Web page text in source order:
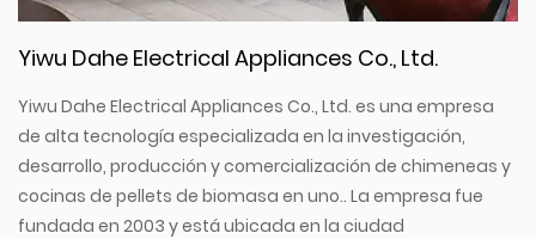
Yiwu Dahe Electrical Appliances Co., Ltd.
Yiwu Dahe Electrical Appliances Co., Ltd. es una empresa
de alta tecnología especializada en la investigación,
desarrollo, producción y comercialización de chimeneas y
cocinas de pellets de biomasa en uno.. La empresa fue
fundada en 2003 y está ubicada en la ciudad